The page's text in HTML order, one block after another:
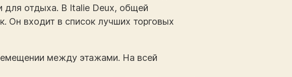
для отдыха. В Italie Deux, общей
Он входит в список лучших торговых
между этажами. На всей